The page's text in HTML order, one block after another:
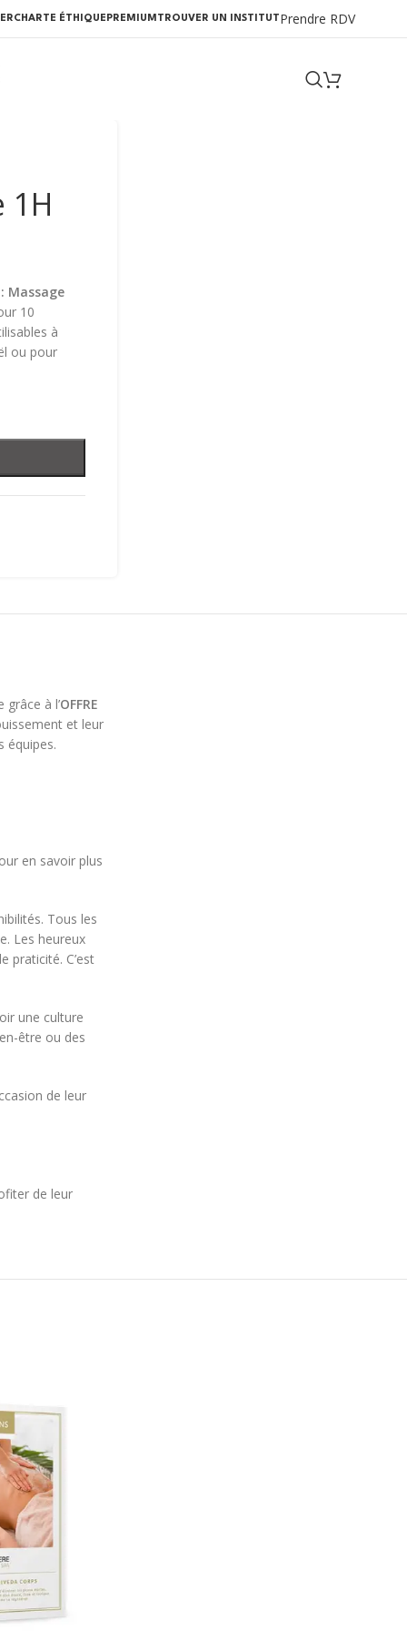
CHARTE ÉTHIQUE PREMIUM TROUVER UN INSTITUTPrendre RDV
1H
: Massage
10
à
ou pour
à l’OFFRE
et leur
équipes.
en savoir plus
Tous les
Les heureux
praticité. C’est
une culture
être ou des
de leur
de leur